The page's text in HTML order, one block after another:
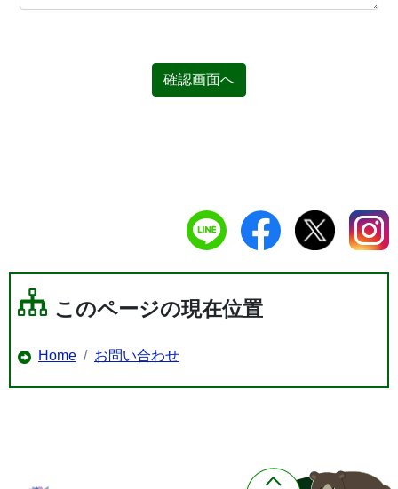
確認画面へ
このページの現在位置
Home お問い合わせ